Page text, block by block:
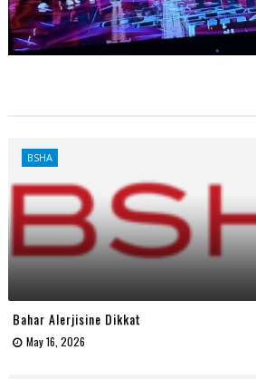
BSHA
Bahar Alerjisine Dikkat
May 16, 2026